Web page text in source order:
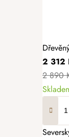
2 312
2 890
Severský smrk s méně suky 100% přírodní materiál